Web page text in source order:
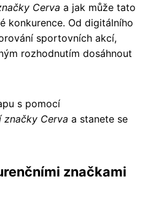
Cerva a jak může tato
konkurence. Od digitálního
sportovních akcí,
rozhodnutím dosáhnout
s pomocí
Cerva a stanete se
značkami